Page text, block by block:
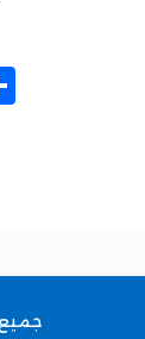
جميع